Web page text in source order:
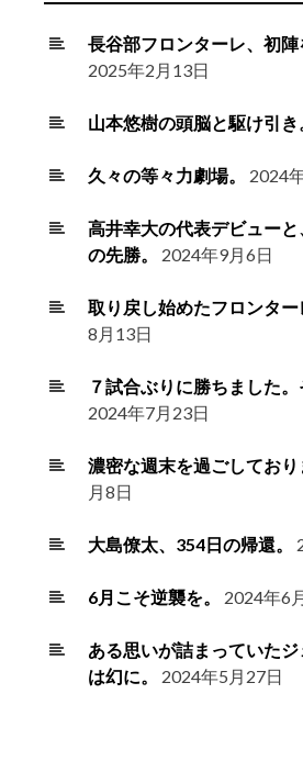
長谷部フロンターレ、初陣
2025年2月13日
山本悠樹の頭脳と駆け引き
久々の等々力劇場。 2024
高井幸大の代表デビュー
の先勝。
2024年9月6日
取り戻し始めたフロンター
8月13日
７試合ぶりに勝ちました。
2024年7月23日
濃密な週末を過ごしており
月8日
大島僚太、354日の帰還。
6月こそ逆襲を。 2024年6
ある思いが詰まっていた
は幻に。
2024年5月27日